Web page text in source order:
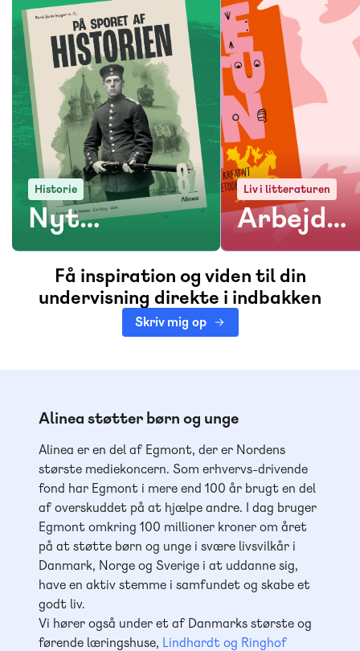
Historie
Nyt
grundsystem
til
udskolingen
Liv i litteraturen
Arbejd
med
Klods-
Hans-
Få inspiration og viden til din
undervisning direkte i indbakken
Skriv mig op
Alinea støtter børn og unge
Alinea er en del af Egmont, der er Nordens
største mediekoncern. Som erhvervs-drivende
fond har Egmont i mere end 100 år brugt en del
af overskuddet på at hjælpe andre. I dag bruger
Egmont omkring 100 millioner kroner om året
på at støtte børn og unge i svære livsvilkår i
Danmark, Norge og Sverige i at uddanne sig,
have en aktiv stemme i samfundet og skabe et
godt liv.
Vi hører også under et af Danmarks største og
førende læringshuse, Lindhardt og Ringhof